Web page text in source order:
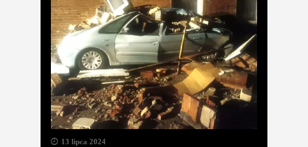
13 lipca 2024